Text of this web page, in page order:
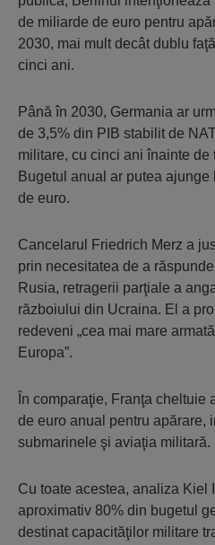
de miliarde de euro pentru
2030, mai mult decât dublu
cinci ani.
Până în 2030, Germania ar
de 3,5% din PIB stabilit de
militare, cu cinci ani înainte
Bugetul anual ar putea
de euro.
Cancelarul Friedrich Merz a
prin necesitatea de a
Rusia, retragerii parţiale a
războiului din Ucraina. El a
redeveni „cea mai mare
Europa”.
În comparaţie, Franţa cheltuie
de euro anual pentru apărare,
submarinele şi aviaţia militară.
Cu toate acestea, analiza Kiel
aproximativ 80% din bugetul
destinat capacităţilor militare